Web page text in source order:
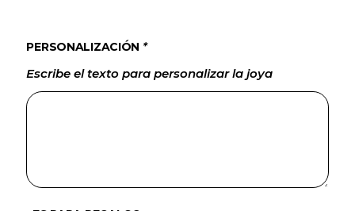
PERSONALIZACIÓN *
Escribe el texto para personalizar la joya